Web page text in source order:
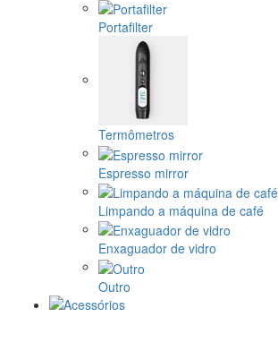
Portafilter
Termômetros
Espresso mirror
Limpando a máquina de café
Enxaguador de vidro
Outro